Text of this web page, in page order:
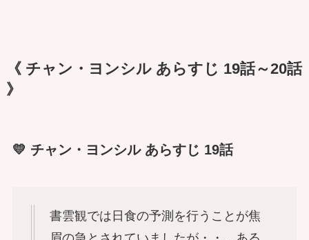
《 チャン・ヨンシル あらすじ 19話～20話
》
💛 チャン・ヨンシル あらすじ 19話
書雲観では日食の予測を行うことが焦